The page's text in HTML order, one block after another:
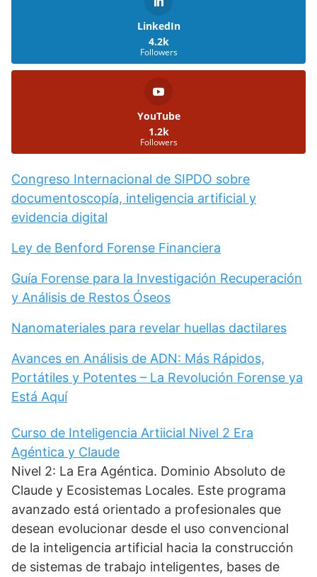
LinkedIn
4.2k
Followers
YouTube
1.2k
Followers
Congreso Internacional de SIPDO sobre
documentoscopía, inteligencia artificial y
evidencia digital
Ley de Benford Forense Financiera
Guía Forense para la Investigación Recuperación
y Análisis de Restos Óseos
Nanomateriales para revelar huellas dactilares
Avances en Análisis de ADN: Más Rápidos,
Portátiles y Potentes – La Revolución Forense ya
Está Aquí
Curso de Inteligencia Artiicial Nivel 2 Era
Agéntica y Claude
Nivel 2: La Era Agéntica. Dominio Absoluto de
Claude y Ecosistemas Locales. Este programa
avanzado está orientado a profesionales que
desean evolucionar desde el uso convencional
de la inteligencia artificial hacia la construcción
de sistemas de trabajo inteligentes, bases de